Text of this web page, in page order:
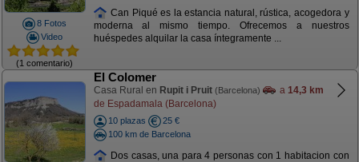
8 Fotos
Video
(1 comentario)
Can Piqué es la estancia natural, rústica, acogedora y
moderna al mismo tiempo. Ofrecemos a nuestros
huéspedes alquilar la casa íntegramente ...
El Colomer
Casa Rural en Rupit i Pruit (Barcelona) a 14,3 km
de Espadamala (Barcelona)
10 plazas
25 €
100 km de Barcelona
Dos casas, una para 4 personas con 1 habitacion con